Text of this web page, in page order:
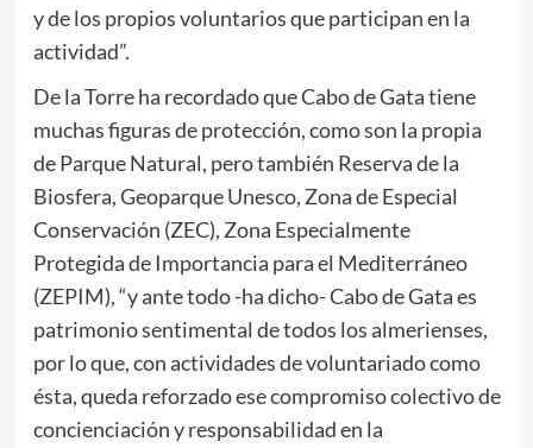
y de los propios voluntarios que participan en la
actividad”.
De la Torre ha recordado que Cabo de Gata tiene
muchas figuras de protección, como son la propia
de Parque Natural, pero también Reserva de la
Biosfera, Geoparque Unesco, Zona de Especial
Conservación (ZEC), Zona Especialmente
Protegida de Importancia para el Mediterráneo
(ZEPIM), “y ante todo -ha dicho- Cabo de Gata es
patrimonio sentimental de todos los almerienses,
por lo que, con actividades de voluntariado como
ésta, queda reforzado ese compromiso colectivo de
concienciación y responsabilidad en la